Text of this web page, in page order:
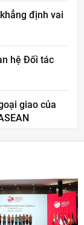
định vai
hệ Đối tác
giao của